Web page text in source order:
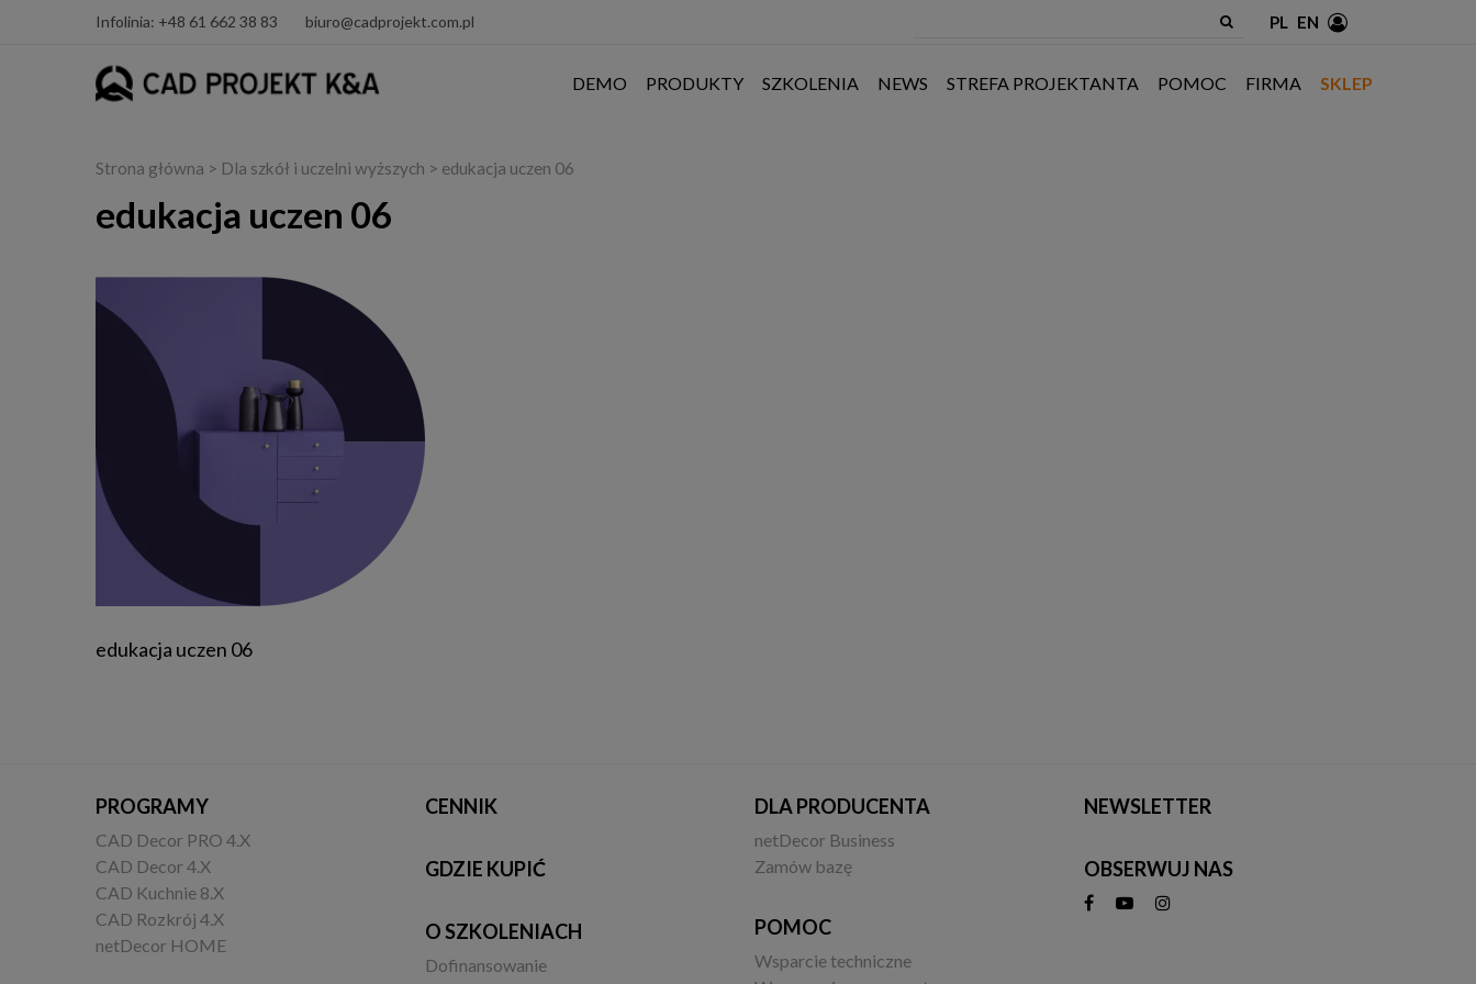
Infolinia: +48 61 662 38 83 biuro@cadprojekt.com.pl PL EN
DEMO PRODUKTY SZKOLENIA NEWS STREFA PROJEKTANTA POMOC FIRMA SKLEP
Strona główna > Dla szkół i uczelni wyższych > edukacja uczen 06
edukacja uczen 06
edukacja uczen 06
PROGRAMY
CAD Decor PRO 4.X
CAD Decor 4.X
CAD Kuchnie 8.X
CAD Rozkrój 4.X
netDecor HOME
CENNIK
GDZIE KUPIĆ
O SZKOLENIACH
Dofinansowanie
DLA PRODUCENTA
netDecor Business
Zamów bazę
POMOC
Wsparcie techniczne
NEWSLETTER
OBSERWUJ NAS